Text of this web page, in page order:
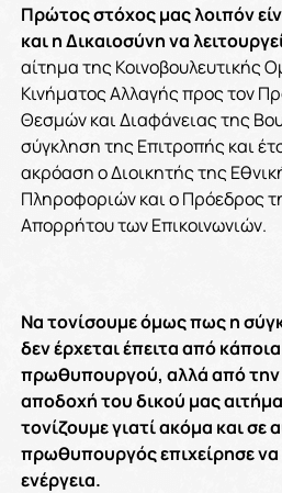
Πρώτος στόχος μας λοιπόν
και η Δικαιοσύνη να
αίτημα της Κοινοβουλευτικής
Κινήματος Αλλαγής προς τον
Θεσμών και Διαφάνειας της
σύγκληση της Επιτροπής και
ακρόαση ο Διοικητής της
Πληροφοριών και ο Πρόεδρος
Απορρήτου των Επικοινωνιών.
Να τονίσουμε όμως πως η
δεν έρχεται έπειτα από
πρωθυπουργού, αλλά από την
αποδοχή του δικού μας
τονίζουμε γιατί ακόμα και
πρωθυπουργός επιχείρησε
ενέργεια.